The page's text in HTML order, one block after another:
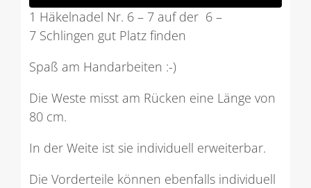
1 Häkelnadel Nr. 6 – 7 auf der 6 –
7 Schlingen gut Platz finden
Spaß am Handarbeiten :-)
Die Weste misst am Rücken eine Länge von
80 cm.
In der Weite ist sie individuell erweiterbar.
Die Vorderteile können ebenfalls individuell